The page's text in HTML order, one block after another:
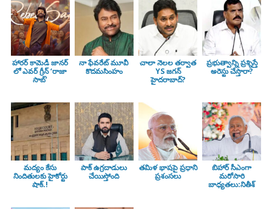
హారర్ కామెడీ జానర్
లో ఎవర్ గ్రీన్ ‘రాజా
సాబ్’
నా ఫేవరేట్ మూవీ
కొదమసింహం
చాలా నెలల తర్వాత
YS జగన్
హైదరాబాద్?
ప్రభుత్వాన్ని ప్రశ్నిస్తే
అరెస్టు చేస్తారా?
మద్యం కేసు
నిందితులకు హైకోర్టు
షాక్.!
పాక్ ఉగ్రదాడులు
చేయిస్తోంది
తమిళ భాషపై ప్రధాని
ప్రశంసలు
బిహార్ సీఎంగా
మరోసారి
బాధ్యతలు:నితీశ్